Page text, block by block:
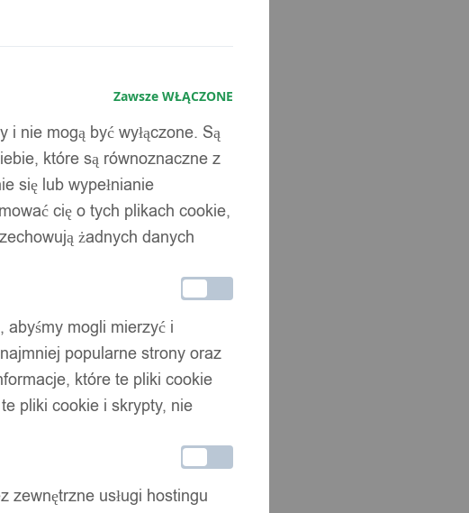
Zawsze WŁĄCZONE
i nie mogą być wyłączone. Są
które są równoznaczne z
się lub wypełnianie
cię o tych plikach cookie,
żadnych danych
abyśmy mogli mierzyć i
popularne strony oraz
które te pliki cookie
pliki cookie i skrypty, nie
zewnętrzne usługi hostingu